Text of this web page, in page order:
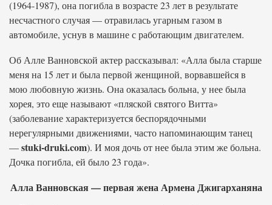
(1964-1987), она погибла в возрасте 23 лет в результате
несчастного случая — отравилась угарным газом в
автомобиле, уснув в машине с работающим двигателем.
Об Алле Ванновской актер рассказывал: «Алла была старше
меня на 15 лет и была первой женщиной, ворвавшейся в
мою любовную жизнь. Она оказалась больна, у нее была
хорея, это еще называют «пляской святого Витта»
(заболевание характеризуется беспорядочными
нерегулярными движениями, часто напоминающим танец
—stuki-druki.com). И моя дочь от нее была этим же больна.
Дочка погибла, ей было 23 года».
Алла Ванновская — первая жена Армена Джигарханяна